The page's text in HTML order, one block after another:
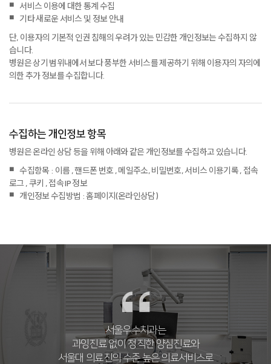
서비스 이용에 대한 통계 수집
기타 새로운 서비스 및 정보 안내
단, 이용자의 기본적 인권 침해의 우려가 있는 민감한 개인정보는 수집하지 않
습니다.
병원은 상기 범위내에서 보다 풍부한 서비스를 제공하기 위해 이용자의 자의에
의한 추가 정보를 수집합니다.
수집하는 개인정보 항목
병원은 온라인 상담 등을 위해 아래와 같은 개인정보를 수집하고 있습니다.
수집항목 : 이름 , 핸드폰 번호 , 메일주소, 비밀번호, 서비스 이용기록 , 접속
로그 , 쿠키 , 접속 IP 정보
개인정보 수집방법 : 홈페이지(온라인상담)
서울우수치과는
과잉진료 없이 정직한 양심진료와
서울대 의료진의 수준 높은 의료서비스로